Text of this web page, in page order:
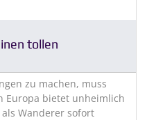
tollen
zu machen, muss
Europa bietet unheimlich
Wanderer sofort